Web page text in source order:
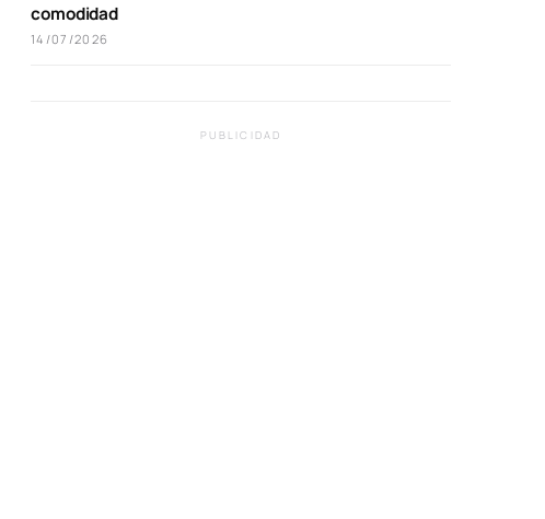
comodidad
14/07/2026
PUBLICIDAD